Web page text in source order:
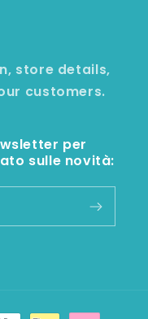
store details,
customers.
per
sulle novità: